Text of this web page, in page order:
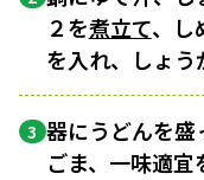
２を煮立て、し
を入れ、しょう
3 器にうどんを盛
ごま、一味適宜